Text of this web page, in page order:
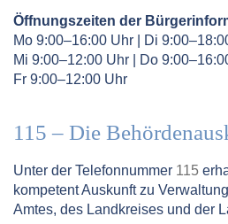
Öffnungszeiten der
Mo 9:00–16:00 Uhr | Di
Mi 9:00–12:00 Uhr | Do
Fr 9:00–12:00 Uhr
115 – Die
Unter der Telefonnummer 115
kompetent Auskunft zu
Amtes, des Landkreises und der